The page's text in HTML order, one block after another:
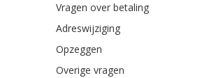
Vragen over betaling
Adreswijziging
Opzeggen
Overige vragen